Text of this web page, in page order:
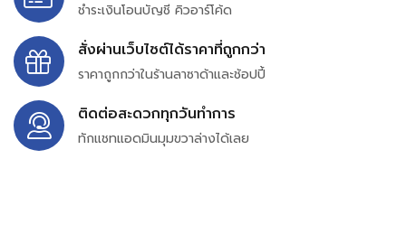
ชำระเงินโอนบัญชี คิวอาร์โค้ด
สั่งผ่านเว็บไซต์ได้ราคาที่ถูกกว่า
ราคาถูกกว่าในร้านลาซาด้าและช้อปปี้
ติดต่อสะดวกทุกวันทำการ
ทักแชทแอดมินมุมขวาล่างได้เลย